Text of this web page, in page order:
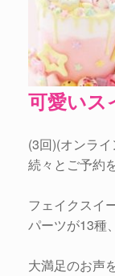
可愛いス
(3回)(オンラ
続々とご予約
フェイクスイ
パーツが13種
大満足のお声